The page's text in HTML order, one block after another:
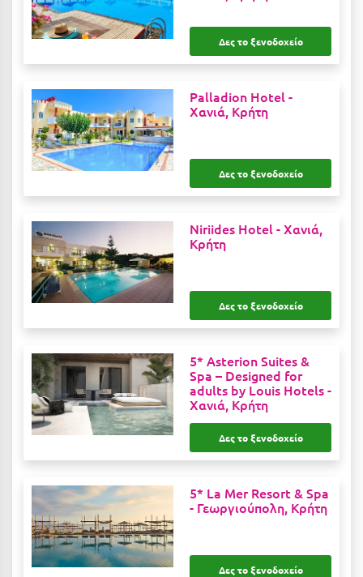
Ιωάννινα
Καβάλα
Καλάβρυτα
Καλαμάτα
Κάλυμνος
Καμένα Βούρλα
Καρδάμαινα
Καρδαμύλη
Καρδίτσα
Κάρπαθος
Καρπενήσι
Κάρυστος
Κάσος
Κασσάνδρα
Καστοριά
Δες το ξενοδοχείο
Palladion Hotel -
Χανιά, Κρήτη
Δες το ξενοδοχείο
Niriides Hotel -Χανιά,
Κρήτη
Δες το ξενοδοχείο
5* Asterion Suites &
Spa – Designed for
adults by Louis Hotels -
Χανιά, Κρήτη
Δες το ξενοδοχείο
5* La Mer Resort & Spa
- Γεωργιούπολη, Κρήτη
Δες το ξενοδοχείο